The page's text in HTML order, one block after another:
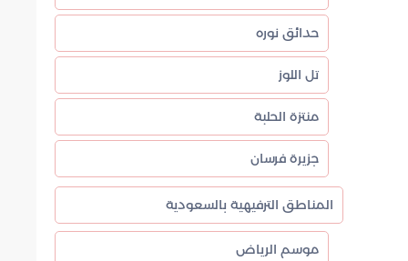
حدائق نوره
تل اللوز
منتزة الحلبة
جزيرة فرسان
المناطق الترفيهية بالسعودية
موسم الرياض